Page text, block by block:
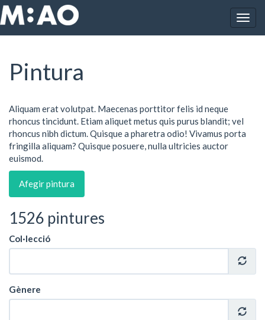
Vés al contingut
Inici Obres
Pintura
Aliquam erat volutpat. Maecenas porttitor felis id neque
rhoncus tincidunt. Etiam aliquet metus quis purus blandit; vel
rhoncus nibh dictum. Quisque a pharetra odio! Vivamus porta
fringilla aliquam? Quisque posuere, nulla ultricies auctor
euismod.
Afegir pintura
1526 pintures
Col·lecció
Gènere